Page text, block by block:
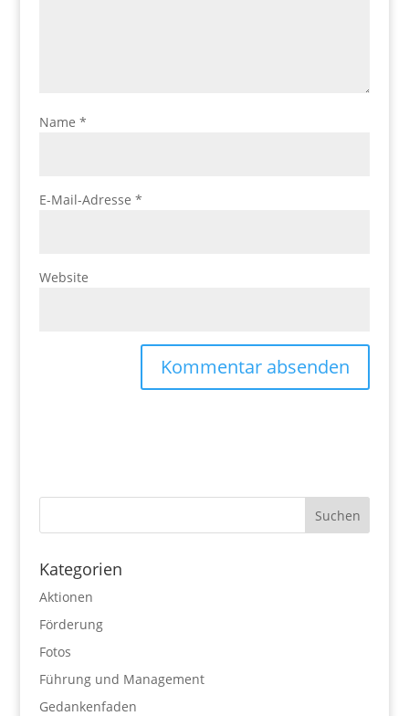
Name *
E-Mail-Adresse *
Website
Kategorien
Aktionen
Förderung
Fotos
Führung und Management
Gedankenfaden